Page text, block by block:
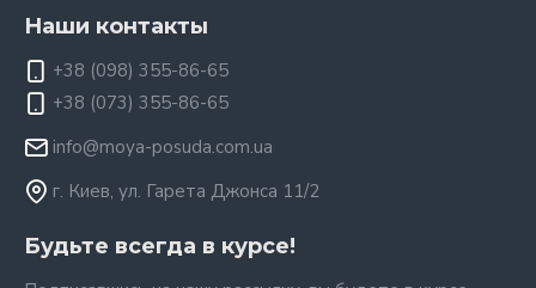
Наши контакты
+38 (098) 355-86-65
+38 (073) 355-86-65
info@moya-posuda.com.ua
г. Киев, ул. Гарета Джонса 11/2
Будьте всегда в курсе!